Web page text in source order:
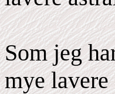
Som jeg
mye